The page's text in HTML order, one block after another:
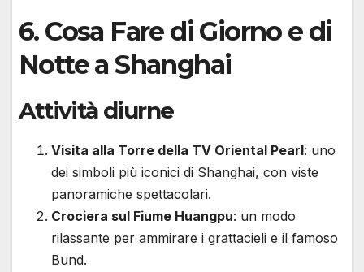
6. Cosa Fare di Giorno e di
Notte a Shanghai
Attività diurne
Visita alla Torre della TV Oriental Pearl: uno
dei simboli più iconici di Shanghai, con viste
panoramiche spettacolari.
Crociera sul Fiume Huangpu: un modo
rilassante per ammirare i grattacieli e il famoso
Bund.